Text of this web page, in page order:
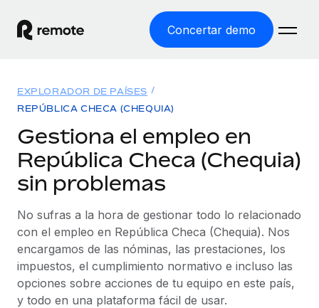
Concertar demo
Productos
EMPLEO GLOBAL
Nómina global
Gestiona las nóminas de forma sencilla y conforme a la
Employer of Record
Expándete en todo el mundo sin gastar en entidades.
Contractor of Record
Contrata a autónomos en cualquier parte del mundo
Soluciones
COBERTURA MUNDIAL
Consulta el soporte del empleo global según el país.
Explorador estatal de EE. UU.
Simplifica la contratación en todos los estados de EE.
UU.
Recursos
HERRAMIENTAS Y CALCULADORAS
Calculadora del riesgo de clasificación errónea
Consulta el riesgo de clasificación errónea por país.
Calculadora del coste por empleado
Calcula lo que cuestan los empleados en total en
Precios
Español
EXPLORADOR DE PAÍSES
REPÚBLICA CHECA (CHEQUIA)
Gestiona el empleo en
República Checa (Chequia)
sin problemas
No sufras a la hora de gestionar todo lo relacionado
con el empleo en República Checa (Chequia). Nos
encargamos de las nóminas, las prestaciones, los
impuestos, el cumplimiento normativo e incluso las
opciones sobre acciones de tu equipo en este país,
y todo en una plataforma fácil de usar.